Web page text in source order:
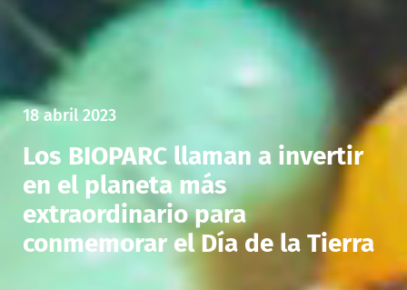
18 abril 2023
Los BIOPARC llaman a invertir
en el planeta más
extraordinario para
conmemorar el Día de la Tierra